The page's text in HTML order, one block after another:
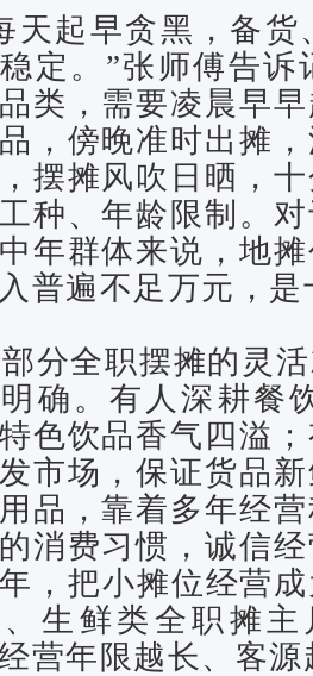
天起早贪黑，备
定。”张师傅告
类，需要凌晨早
，傍晚准时出摊
，摆摊风吹日晒，
种、年龄限制。
年群体来说，地
普遍不足万元，
分全职摆摊的灵
确。有人深耕餐
色饮品香气四溢
市场，保证货品
品，靠着多年经
消费习惯，诚信
，把小摊位经营
生鲜类全职摊主
营年限越长、客